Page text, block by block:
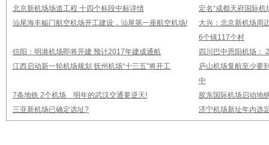
北京新机场场道工程 十四个标段中标详情
定名“成都天府国际
汕尾海丰鲘门航空机场开工建设，汕尾第一座航空机场!
大兴：北京新机场周
6个镇117个村
信阳：明港机场即将开建 预计2017年建成通航
四川巴中恩阳机场：
江西启动新一轮机场规划 抚州机场“十三五”将开工
庐山机场复航至少要
中
7条地铁 2个机场 明年的武汉交通要逆天!
胶东国际机场启动地
三亚新机场已确定选址?
济宁机场新址年内选